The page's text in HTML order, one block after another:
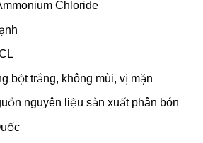
Chloride
bột trắng, không mùi, vị mặn
nguyên liệu sản xuất phân bón